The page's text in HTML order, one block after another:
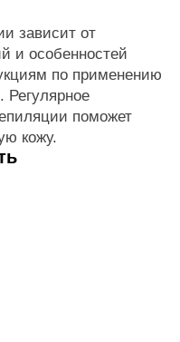
зависит от
и особенностей
по применению
Регулярное
поможет
кожу.